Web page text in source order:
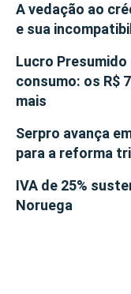
A vedação ao
e sua
Lucro
consumo: os R$
mais
Serpro avança
para a reforma
IVA de 25%
Noruega